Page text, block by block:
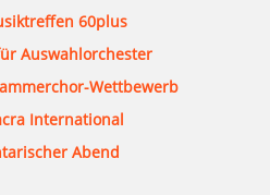
60plus
Auswahlorchester
Wettbewerb
International
Abend